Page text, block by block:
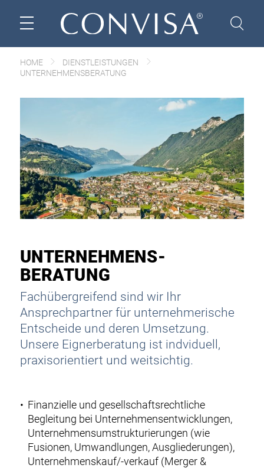
HOME
DIENSTLEISTUNGEN
UNTERNEHMENS­BERATUNG
UNTERNEHMENS­
BERATUNG
Fachübergreifend sind wir Ihr
Ansprechpartner für unternehmerische
Entscheide und deren Umsetzung.
Unsere Eignerberatung ist indviduell,
praxisorientiert und weitsichtig.
Finanzielle und gesellschaftsrechtliche
Begleitung bei Unternehmensentwicklungen,
Unternehmensumstrukturierungen (wie
Fusionen, Umwandlungen, Ausgliederungen),
Unternehmenskauf/-verkauf (Merger &